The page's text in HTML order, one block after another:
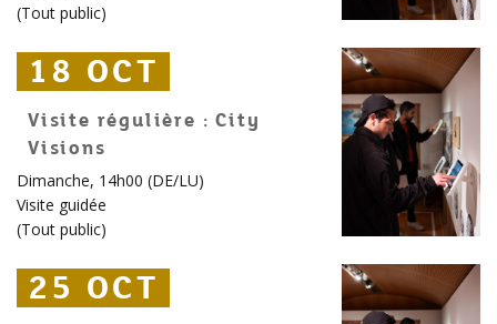
(Tout public)
18 OCT
18 OCT
18 OCT
Visite régulière : City
Visions
Dimanche, 14h00 (DE/LU)
Visite guidée
(Tout public)
25 OCT
25 OCT
25 OCT